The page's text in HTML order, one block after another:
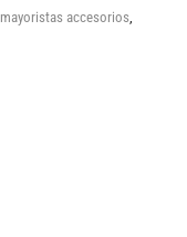
mayoristas accesorios,